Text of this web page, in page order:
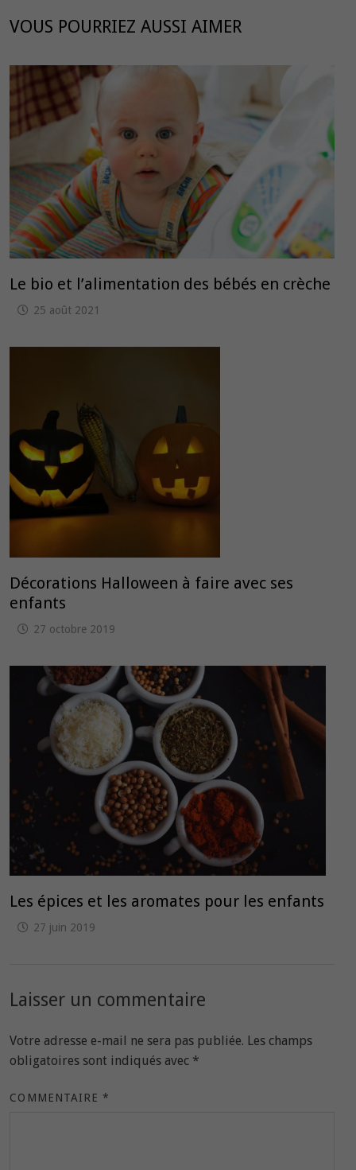
VOUS POURRIEZ AUSSI AIMER
Le bio et l’alimentation des bébés en crèche
25 août 2021
Décorations Halloween à faire avec ses
enfants
27 octobre 2019
Les épices et les aromates pour les enfants
27 juin 2019
Laisser un commentaire
Votre adresse e-mail ne sera pas publiée. Les champs
obligatoires sont indiqués avec *
COMMENTAIRE*